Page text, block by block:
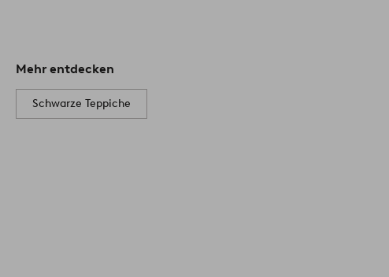
Mehr entdecken
Schwarze Teppiche